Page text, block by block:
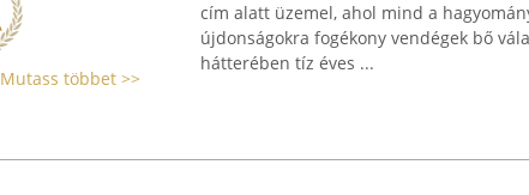
Mutass többet >>
cím alatt üzemel, ahol mind a
újdonságokra fogékony vendégek bő
hátterében tíz éves ...